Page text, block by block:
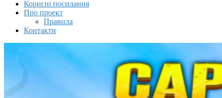
Корисні посилання
Про проект
Правила
Контакти